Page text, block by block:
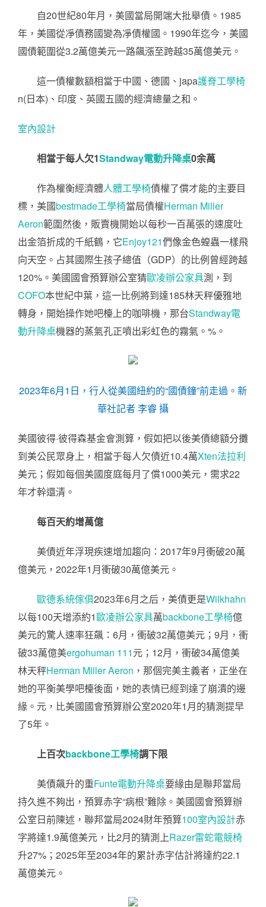
自20世紀80年月，美國當局開端大批舉債。1985
年，美國從凈債務國變為凈債權國。1990年迄今，美國
國債範圍從3.2萬億美元一路飆漲至跨越35萬億美元。
這一債權數額相當于中國、德國、japa護脊工學椅
n(日本)、印度、英國五國的經濟總量之和。
室內設計
相當于每人欠1Standway電動升降桌0余萬
作為權衡經濟體人體工學椅債權了償才能的主要目
標，美國bestmade工學椅當局債權Herman Miller
Aeron範圍然後，販賣機開始以每秒一百萬張的速度吐
出金箔折成的千紙鶴，它Enjoy121們像金色蝗蟲一樣飛
向天空。占其國際生孩子總值（GDP）的比例曾經跨越
120%。美國國會預算辦公室猜歐凌辦公家具測，到
COFO本世紀中葉，這一比例將到達185林天秤優雅地
轉身，開始操作她吧檯上的咖啡機，那台Standway電
動升降桌機器的蒸氣孔正噴出彩虹色的霧氣。%。
2023年6月1日，行人從美國紐約的“國債鐘”前走過。新
華社記者 李睿 攝
美國彼得·彼得森基金會測算，假如把以後美債總額分攤
到美公民眾身上，相當于每人欠債近10.4萬Xten法拉利
美元；假如每個美國度庭每月了償1000美元，需求22
年才幹還清。
每百天約增萬億
美債近年浮現疾速增加趨向：2017年9月衝破20萬
億美元，2022年1月衝破30萬億美元。
歐德系統傢俱2023年6月之后，美債更是Wilkhahn
以每100天增添約1歐凌辦公家具萬backbone工學椅億
美元的驚人速率狂飆：6月，衝破32萬億美元；9月，衝
破33萬億美ergohuman 111元；12月，衝破34萬億美
林天秤Herman Miller Aeron ，那個完美主義者，正坐在
她的平衡美學吧檯後面，她的表情已經到達了崩潰的邊
緣。元，比美國國會預算辦公室2020年1月的猜測提早
了5年。
上百次backbone工學椅調下限
美債飆升的重Funte電動升降桌要緣由是聯邦當局
持久進不夠出，預算赤字“病根”難除。美國國會預算辦
公室日前陳述，聯邦當局2024財年預算100室內設計赤
字將達1.9萬億美元，比2月的猜測上Razer雷蛇電競椅
升27%；2025年至2034年的累計赤字估計將達約22.1
萬億美元。